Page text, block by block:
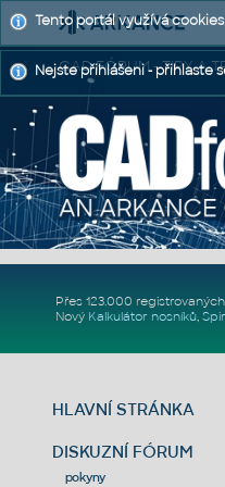
CAD FÓRUM - TIPY A
Přes 123.000
Nový Kalkulátor nosníků,
HLAVNÍ STRÁNKA
DISKUZNÍ FÓRUM
pokyny
Tento portál využívá
Nejste přihlášeni - přihlaste